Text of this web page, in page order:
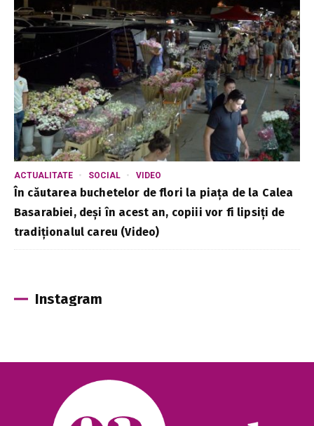
ACTUALITATE SOCIAL VIDEO
În căutarea buchetelor de flori la piața de la Calea
Basarabiei, deși în acest an, copiii vor fi lipsiți de
tradiționalul careu (Video)
Instagram